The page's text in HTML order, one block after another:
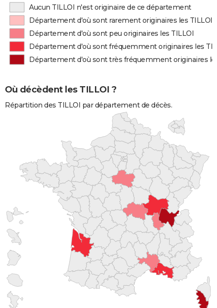
Aucun TILLOI n'est originaire de ce département
Département d'où sont rarement originaires les TILLOI
Département d'où sont peu originaires les TILLOI
Département d'où sont fréquemment originaires les
Département d'où sont très fréquemment originaires
Où décèdent les TILLOI ?
Répartition des TILLOI par département de décès.